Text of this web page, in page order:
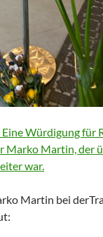
Würdigung für
Marko Martin, der
war.
Martin bei